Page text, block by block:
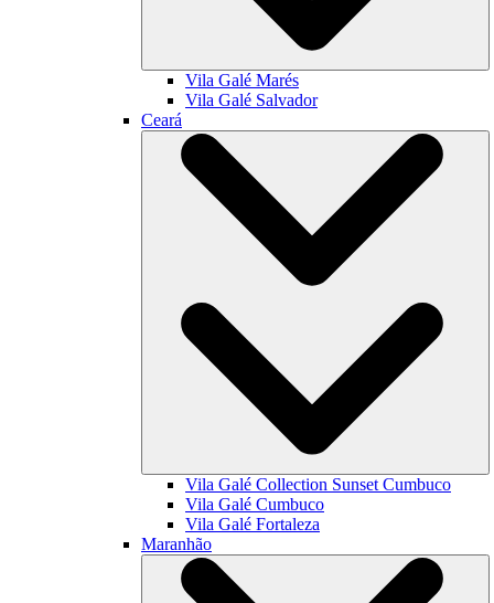
Vila Galé Marés
Vila Galé Salvador
Ceará
Vila Galé Collection Sunset Cumbuco
Vila Galé Cumbuco
Vila Galé Fortaleza
Maranhão